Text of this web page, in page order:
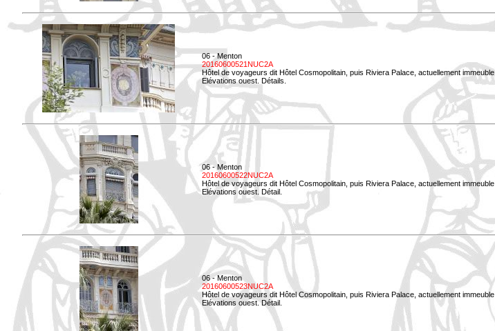
06 - Menton
20160600521NUC2A
Hôtel de voyageurs dit Hôtel Cosmopolitain, puis Riviera Palace, actuellement immeuble
Elévations ouest. Détails.
06 - Menton
20160600522NUC2A
Hôtel de voyageurs dit Hôtel Cosmopolitain, puis Riviera Palace, actuellement immeuble
Elévations ouest. Détail.
06 - Menton
20160600523NUC2A
Hôtel de voyageurs dit Hôtel Cosmopolitain, puis Riviera Palace, actuellement immeuble
Elévations ouest. Détail.